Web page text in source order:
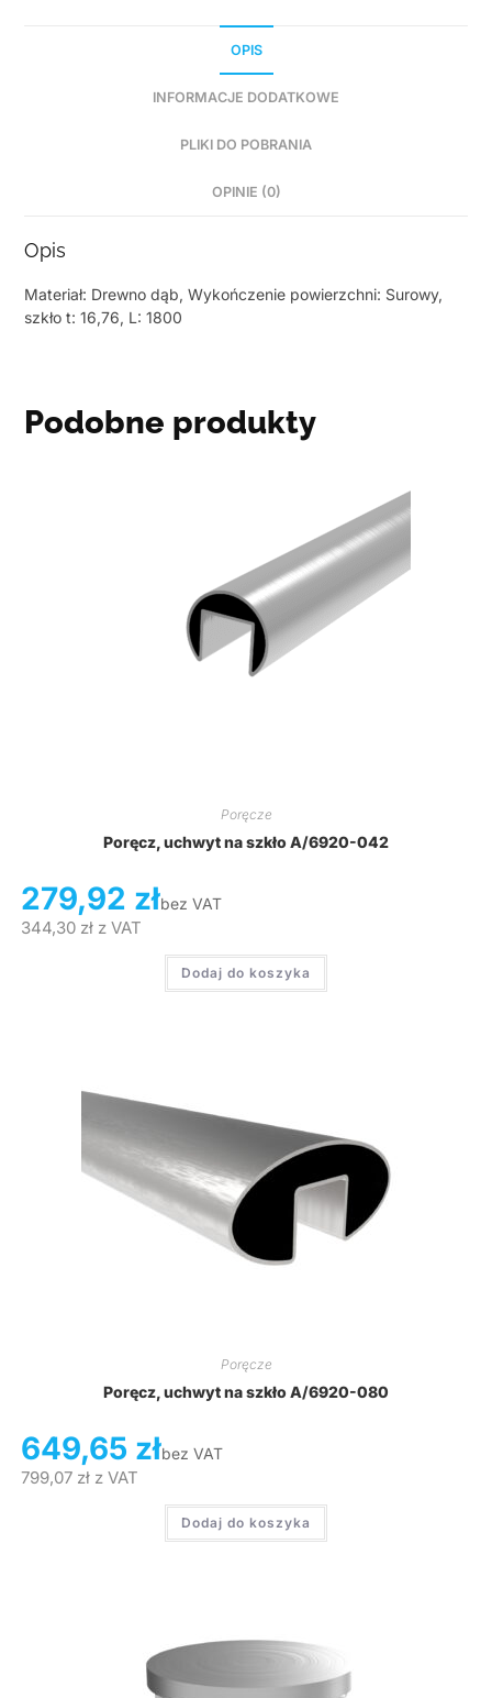
OPIS
INFORMACJE DODATKOWE
PLIKI DO POBRANIA
OPINIE (0)
Opis
Materiał: Drewno dąb, Wykończenie powierzchni: Surowy,
szkło t: 16,76, L: 1800
Podobne produkty
Poręcze
Poręcz, uchwyt na szkło A/6920-042
279,92 złbez VAT
344,30 złz VAT
Dodaj do koszyka
Poręcze
Poręcz, uchwyt na szkło A/6920-080
649,65 złbez VAT
799,07 złz VAT
Dodaj do koszyka